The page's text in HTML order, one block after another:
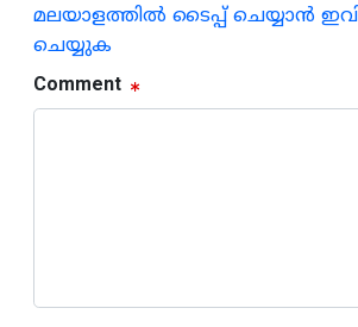
മലയാളത്തില്‍ ടൈപ്പ് ചെയ്യാന്‍
ചെയ്യുക
Comment